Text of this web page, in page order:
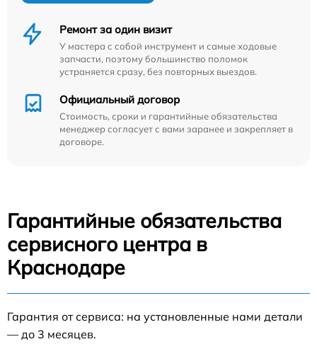
Ремонт за один визит
У мастера с собой инструмент и самые ходовые
запчасти, поэтому большинство поломок
устраняется сразу, без повторных выездов.
Официальный договор
Стоимость, сроки и гарантийные обязательства
менеджер согласует с вами заранее и закрепляет в
договоре.
Гарантийные обязательства
сервисного центра в
Краснодаре
Гарантия от сервиса: на установленные нами детали
— до 3 месяцев.